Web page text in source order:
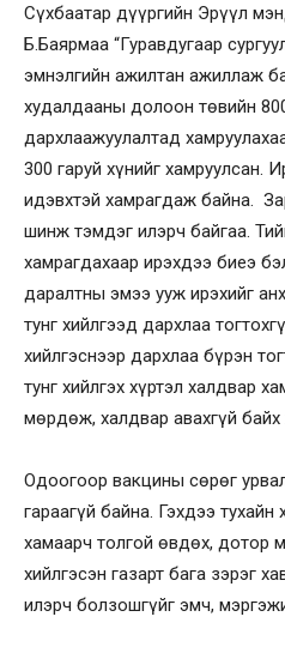
Сүхбаатар дүүргийн Эрүүл
Б.Баярмаа “Гуравдугаар
эмнэлгийн ажилтан ажиллаж
худалдааны долоон төвийн
дархлаажуулалтад
300 гаруй хүнийг хамруулсан.
идэвхтэй хамрагдаж байна.
шинж тэмдэг илэрч байгаа.
хамрагдахаар ирэхдээ биеэ
даралтны эмээ ууж ирэхийг
тунг хийлгээд дархлаа
хийлгэснээр дархлаа бүрэн
тунг хийлгэх хүртэл халдвар
мөрдөж, халдвар авахгүй байх
Одоогоор вакцины сөрөг
гараагүй байна. Гэхдээ
хамаарч толгой өвдөх, дотор
хийлгэсэн газарт бага зэрэг
илэрч болзошгүйг эмч,